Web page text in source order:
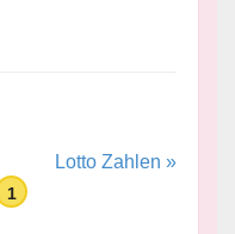
Lotto Zahlen »
1